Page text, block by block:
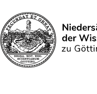
Search